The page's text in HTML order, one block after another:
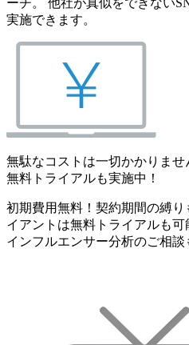
ーチ。 他社が真似をできない
実施できます。
無駄なコストは一切かかりませ
無料トライアルも実施中！
初期費用無料！契約期間の縛
イアントは無料トライアルも
インフルエンサー分析のご相談